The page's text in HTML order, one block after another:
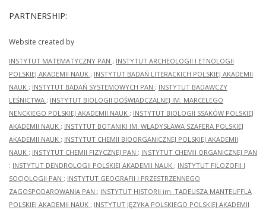
PARTNERSHIP:
Website created by
INSTYTUT MATEMATYCZNY PAN ; INSTYTUT ARCHEOLOGII I ETNOLOGII
POLSKIEJ AKADEMII NAUK ; INSTYTUT BADAŃ LITERACKICH POLSKIEJ AKADEMII
NAUK ; INSTYTUT BADAŃ SYSTEMOWYCH PAN ; INSTYTUT BADAWCZY
LEŚNICTWA ; INSTYTUT BIOLOGII DOŚWIADCZALNEJ IM. MARCELEGO
NENCKIEGO POLSKIEJ AKADEMII NAUK ; INSTYTUT BIOLOGII SSAKÓW POLSKIEJ
AKADEMII NAUK ; INSTYTUT BOTANIKI IM. WŁADYSŁAWA SZAFERA POLSKIEJ
AKADEMII NAUK ; INSTYTUT CHEMII BIOORGANICZNEJ POLSKIEJ AKADEMII
NAUK ; INSTYTUT CHEMII FIZYCZNEJ PAN ; INSTYTUT CHEMII ORGANICZNEJ PAN
; INSTYTUT DENDROLOGII POLSKIEJ AKADEMII NAUK ; INSTYTUT FILOZOFII I
SOCJOLOGII PAN ; INSTYTUT GEOGRAFII I PRZESTRZENNEGO
ZAGOSPODAROWANIA PAN ; INSTYTUT HISTORII im. TADEUSZA MANTEUFFLA
POLSKIEJ AKADEMII NAUK ; INSTYTUT JĘZYKA POLSKIEGO POLSKIEJ AKADEMII